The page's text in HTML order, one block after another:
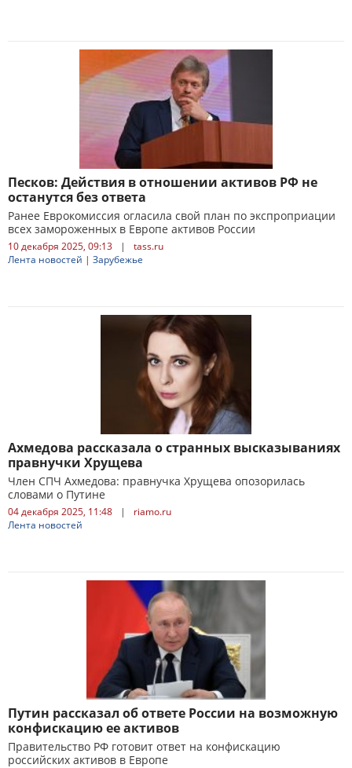
Песков: Действия в отношении активов РФ не
останутся без ответа
Ранее Еврокомиссия огласила свой план по экспроприации
всех замороженных в Европе активов России
10 декабря 2025, 09:13 |
tass.ru
Лента новостей | Зарубежье
Ахмедова рассказала о странных высказываниях
правнучки Хрущева
Член СПЧ Ахмедова: правнучка Хрущева опозорилась
словами о Путине
04 декабря 2025, 11:48 |
riamo.ru
Лента новостей
Путин рассказал об ответе России на возможную
конфискацию ее активов
Правительство РФ готовит ответ на конфискацию
российских активов в Европе